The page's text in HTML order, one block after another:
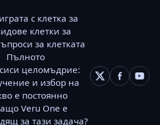
с клетка за
клетки за
за клетката
Пълното
целомъдрие:
и избор на
е постоянно
Veru One е
за тази задача?